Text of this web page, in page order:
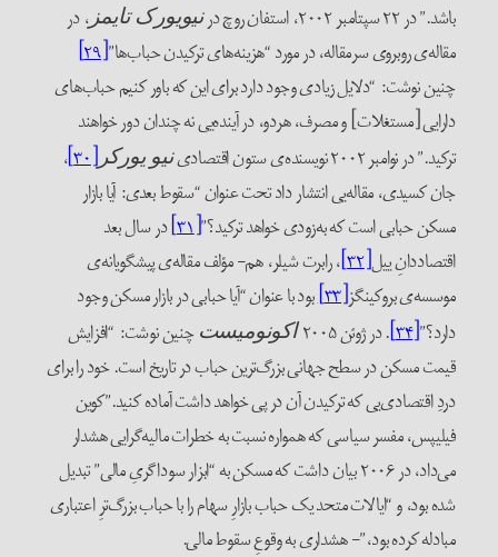
باشد.” در ۲۲ سپتامبر ۲۰۰۲، استفان روچ در
نیویورک تایمز ، در
مقاله‌ی روبروی سرمقاله، در مورد “هزینه‌های ترکیدن حباب‌ها”[۲۹]
چنین نوشت: “دلایل زیادی وجود دارد برای این که باور کنیم حباب‌های
دارایی [مستغلات] و مصرف، هردو، در آینده‌یی نه چندان دور خواهند
ترکید.” در نوامبر ۲۰۰۲ نویسنده‌ی ستون اقتصادی
نیو یورکر [۳۰]
،
جان کسیدی، مقاله‌یی انتشار داد تحت عنوان “سقوط بعدی: آیا بازار
مسکن حبابی است که به‌زودی خواهد ترکید؟”[۳۱]
در سال بعد
اقتصاد‌دانِ ییل[۳۲]
، رابرت شیلر، هم- مؤلف مقاله‌ی پیشگویانه‌ی
موسسه‌ی بروکینگز[۳۳]
بود با عنوان “آیا حبابی در بازار مسکن وجود
دارد؟”[۳۴] . در ژوئن ۲۰۰۵ اکونومیست چنین نوشت: “افزایش
قیمت مسکن در سطح جهانی بزرگ‌ترین حباب در تاریخ است. خود را برای
دردِ اقتصادی‌یی که ترکیدن آن در پی خواهد داشت آماده کنید.”کوین
فیلیپس، مفسر سیاسی که همواره نسبت به خطرات مالیه‌گرایی هشدار
می‌داد، در ۲۰۰۶ بیان داشت که مسکن به “ابزار سوداگریِ مالی” تبدیل
شده بود، و “ایالات متحد یک حباب بازارِ سهام را با حباب بزرگ‌ترِ اعتباری
مبادله کرده بود،”- هشداری به وقوعِ سقوط مالی.